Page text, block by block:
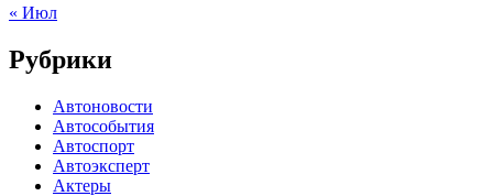
« Июл
Рубрики
Автоновости
Автособытия
Автоспорт
Автоэксперт
Актеры